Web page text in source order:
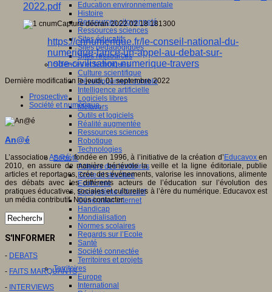
Education environnementale
Histoire
Ressources citoyenneté
Ressources sciences
Sites éducatifs
Sites pédagogiques
Sites ressources
Sciences et techniques
Culture scientifique
Développement durable
Intelligence artificielle
Logiciels libres
Métavers
Outils et logiciels
Réalité augmentée
Ressources sciences
Robotique
Technologies
Société
Acteurs des territoires
Ecole et structure
Economie
Ecosystème éducatif
Génération internet
Handicap
Mondialisation
Normes scolaires
Regards sur l’Ecole
Santé
Société connectée
Territoires et projets
Territoires
Europe
International
2022.pdf
https://cnnumerique.fr/le-conseil-national-du-
numerique-lance-un-appel-au-debat-sur-
notre-civilisation-numerique-travers
Dernière modification le jeudi, 01 septembre 2022
Prospective,
Société et numérique,
An@é
L’associationAn@é, fondée en 1996, à l’initiative de la création d’ Educavoxen
2010, en assure de manière bénévole la veille et la ligne éditoriale, publie
articles et reportages, crée des événements, valorise les innovations, alimente
des débats avec les différents acteurs de l’éducation sur l’évolution des
pratiques éducatives, sociales et culturelles à l’ère du numérique. Educavox est
un média contributif. Nous contacter.
S'INFORMER
- DEBATS
- FAITS MARQUANTS
- INTERVIEWS